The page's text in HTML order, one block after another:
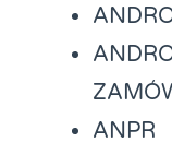
ANPR